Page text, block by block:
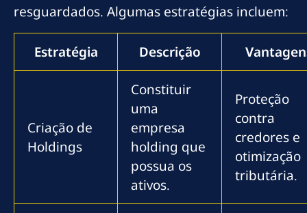
resguardados. Algumas estratégias incluem:
Estratégia Descrição
Criação de
Holdings
Constituir
uma
empresa
holding que
possua os
ativos.
Proteção
contra
credores e
otimização
tributária.